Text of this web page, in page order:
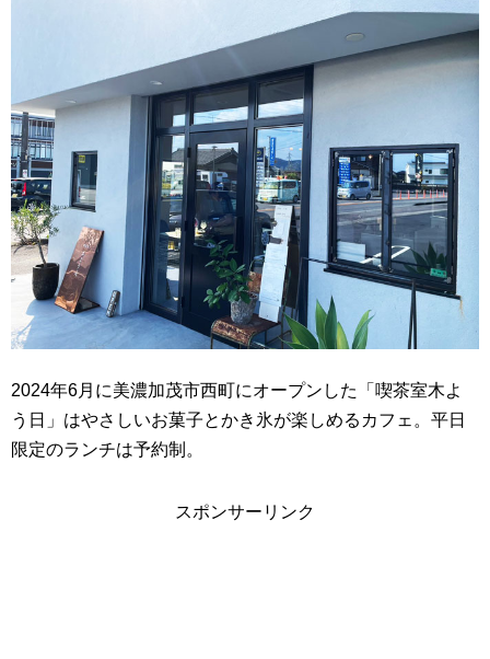
2024年6月に美濃加茂市西町にオープンした「喫茶室木よ
う日」はやさしいお菓子とかき氷が楽しめるカフェ。平日
限定のランチは予約制。
スポンサーリンク